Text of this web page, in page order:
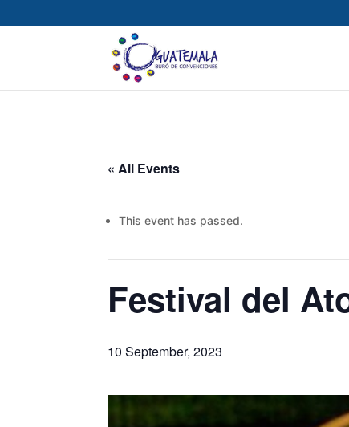
« All Events
This event has passed.
Festival del
10 September, 2023